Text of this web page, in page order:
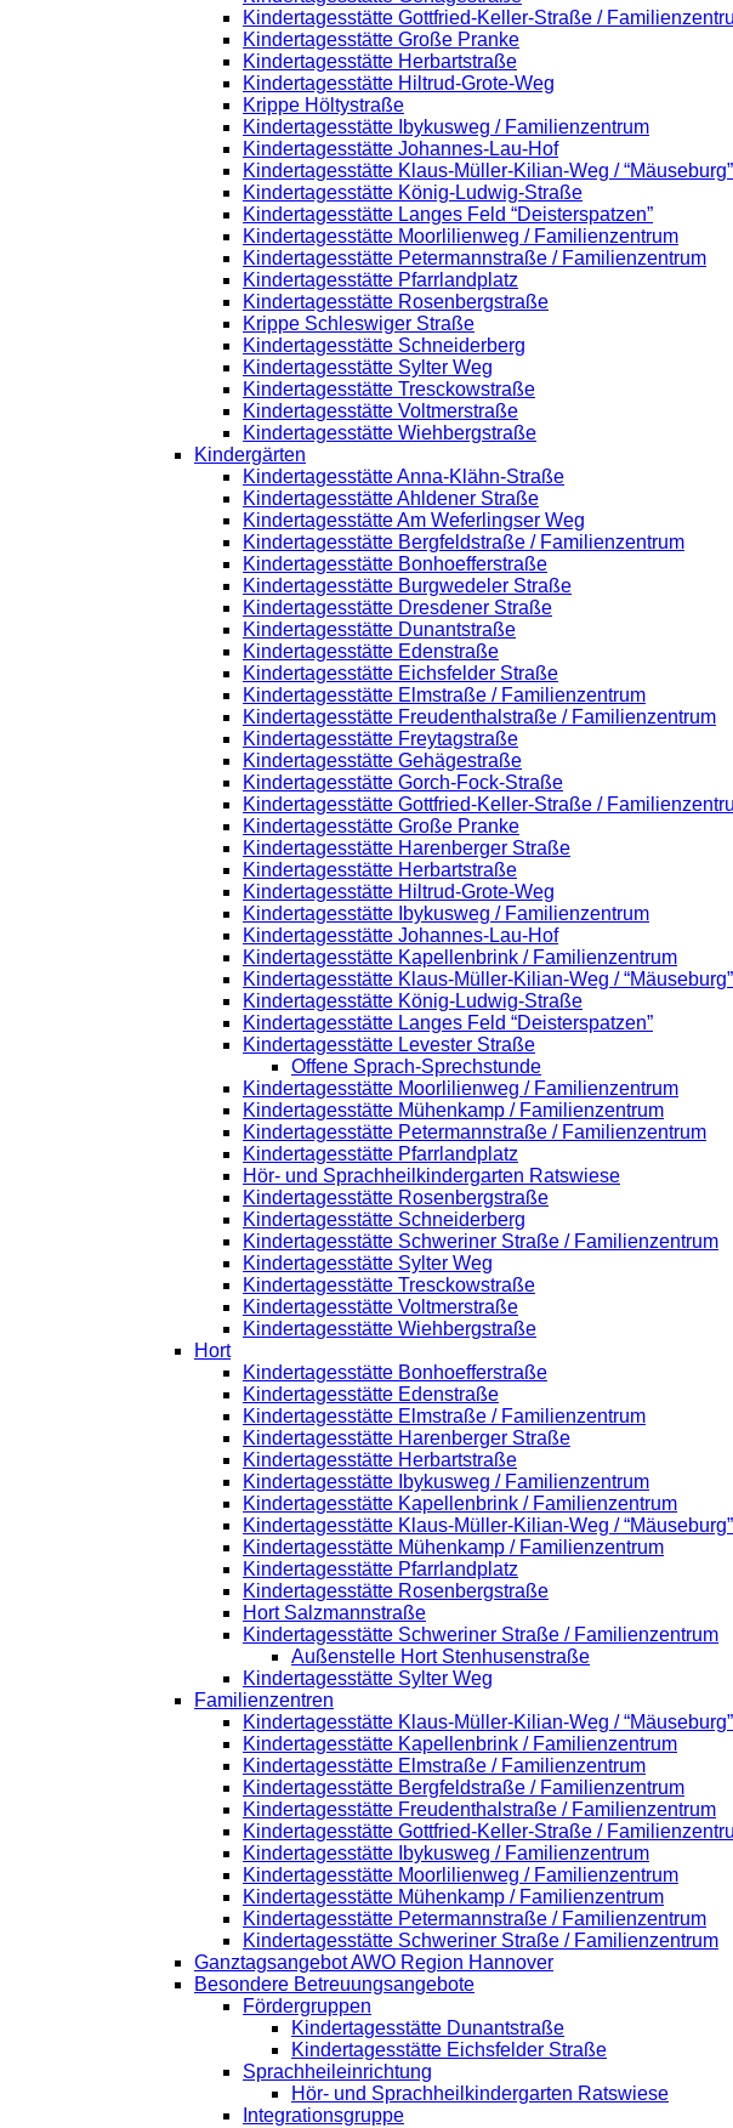
Kindertagesstätte Gottfried-Keller-Straße /
Kindertagesstätte Große Pranke
Kindertagesstätte Herbartstraße
Kindertagesstätte Hiltrud-Grote-Weg
Krippe Höltystraße
Kindertagesstätte Ibykusweg / Familienzentrum
Kindertagesstätte Johannes-Lau-Hof
Kindertagesstätte Klaus-Müller-Kilian-Weg /
Kindertagesstätte König-Ludwig-Straße
Kindertagesstätte Langes Feld “Deisterspatzen”
Kindertagesstätte Moorlilienweg / Familienzentrum
Kindertagesstätte Petermannstraße / Familienzentrum
Kindertagesstätte Pfarrlandplatz
Kindertagesstätte Rosenbergstraße
Krippe Schleswiger Straße
Kindertagesstätte Schneiderberg
Kindertagesstätte Sylter Weg
Kindertagesstätte Tresckowstraße
Kindertagesstätte Voltmerstraße
Kindertagesstätte Wiehbergstraße
Kindergärten
Kindertagesstätte Anna-Klähn-Straße
Kindertagesstätte Ahldener Straße
Kindertagesstätte Am Weferlingser Weg
Kindertagesstätte Bergfeldstraße / Familienzentrum
Kindertagesstätte Bonhoefferstraße
Kindertagesstätte Burgwedeler Straße
Kindertagesstätte Dresdener Straße
Kindertagesstätte Dunantstraße
Kindertagesstätte Edenstraße
Kindertagesstätte Eichsfelder Straße
Kindertagesstätte Elmstraße / Familienzentrum
Kindertagesstätte Freudenthalstraße / Familienzentrum
Kindertagesstätte Freytagstraße
Kindertagesstätte Gehägestraße
Kindertagesstätte Gorch-Fock-Straße
Kindertagesstätte Gottfried-Keller-Straße /
Kindertagesstätte Große Pranke
Kindertagesstätte Harenberger Straße
Kindertagesstätte Herbartstraße
Kindertagesstätte Hiltrud-Grote-Weg
Kindertagesstätte Ibykusweg / Familienzentrum
Kindertagesstätte Johannes-Lau-Hof
Kindertagesstätte Kapellenbrink / Familienzentrum
Kindertagesstätte Klaus-Müller-Kilian-Weg /
Kindertagesstätte König-Ludwig-Straße
Kindertagesstätte Langes Feld “Deisterspatzen”
Kindertagesstätte Levester Straße
Offene Sprach-Sprechstunde
Kindertagesstätte Moorlilienweg / Familienzentrum
Kindertagesstätte Mühenkamp / Familienzentrum
Kindertagesstätte Petermannstraße / Familienzentrum
Kindertagesstätte Pfarrlandplatz
Hör- und Sprachheilkindergarten Ratswiese
Kindertagesstätte Rosenbergstraße
Kindertagesstätte Schneiderberg
Kindertagesstätte Schweriner Straße / Familienzentrum
Kindertagesstätte Sylter Weg
Kindertagesstätte Tresckowstraße
Kindertagesstätte Voltmerstraße
Kindertagesstätte Wiehbergstraße
Hort
Kindertagesstätte Bonhoefferstraße
Kindertagesstätte Edenstraße
Kindertagesstätte Elmstraße / Familienzentrum
Kindertagesstätte Harenberger Straße
Kindertagesstätte Herbartstraße
Kindertagesstätte Ibykusweg / Familienzentrum
Kindertagesstätte Kapellenbrink / Familienzentrum
Kindertagesstätte Klaus-Müller-Kilian-Weg /
Kindertagesstätte Mühenkamp / Familienzentrum
Kindertagesstätte Pfarrlandplatz
Kindertagesstätte Rosenbergstraße
Hort Salzmannstraße
Kindertagesstätte Schweriner Straße / Familienzentrum
Außenstelle Hort Stenhusenstraße
Kindertagesstätte Sylter Weg
Familienzentren
Kindertagesstätte Klaus-Müller-Kilian-Weg /
Kindertagesstätte Kapellenbrink / Familienzentrum
Kindertagesstätte Elmstraße / Familienzentrum
Kindertagesstätte Bergfeldstraße / Familienzentrum
Kindertagesstätte Freudenthalstraße / Familienzentrum
Kindertagesstätte Gottfried-Keller-Straße /
Kindertagesstätte Ibykusweg / Familienzentrum
Kindertagesstätte Moorlilienweg / Familienzentrum
Kindertagesstätte Mühenkamp / Familienzentrum
Kindertagesstätte Petermannstraße / Familienzentrum
Kindertagesstätte Schweriner Straße / Familienzentrum
Ganztagsangebot AWO Region Hannover
Besondere Betreuungsangebote
Fördergruppen
Kindertagesstätte Dunantstraße
Kindertagesstätte Eichsfelder Straße
Sprachheileinrichtung
Hör- und Sprachheilkindergarten Ratswiese
Integrationsgruppe